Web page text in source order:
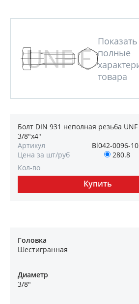
Болт DIN 931 неполная резьба
3/8"х4"
Артикул
Bl042-0096-
Цена за шт/руб
280.8
Кол-во
Головка
Шестигранная
Диаметр
3/8"